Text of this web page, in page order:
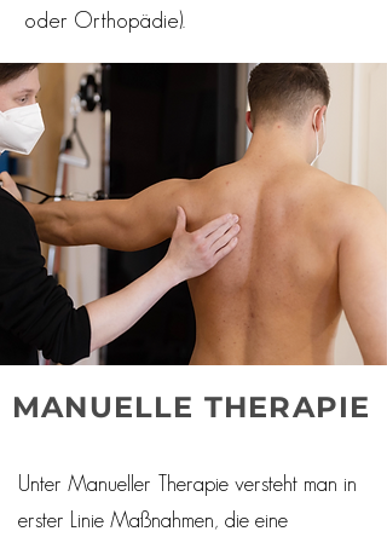
oder Orthopädie).
MANUELLE THERAPIE
Unter Manueller Therapie versteht man in
erster Linie Maßnahmen, die eine